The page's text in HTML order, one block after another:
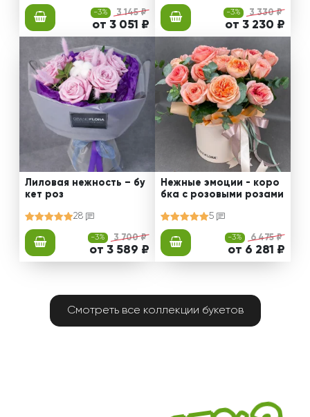
-3% 3 145 ₽
от 3 051 ₽
-3% 3 330 ₽
от 3 230 ₽
Лиловая нежность – бу
кет роз
28
-3% 3 700 ₽
от 3 589 ₽
Нежные эмоции - коро
бка с розовыми розами
5
-3% 6 475 ₽
от 6 281 ₽
Смотреть все коллекции букетов